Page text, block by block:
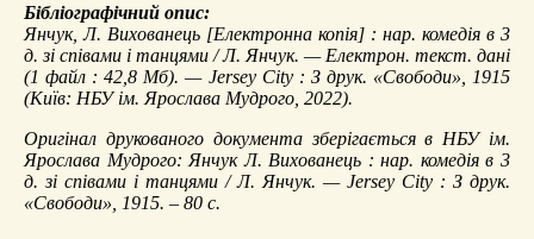
Бібліографічний опис:
Янчук, Л. Вихованець [Електронна копія] : нар. комедія в 3
д. зі співами і танцями / Л. Янчук. — Електрон. текст. дані
(1 файл : 42,8 Мб). — Jersey City : З друк. «Свободи», 1915
(Київ: НБУ ім. Ярослава Мудрого, 2022).
Оригінал друкованого документа зберігається в НБУ ім.
Ярослава Мудрого: Янчук Л. Вихованець : нар. комедія в 3
д. зі співами і танцями / Л. Янчук. — Jersey City : З друк.
«Свободи», 1915. – 80 с.